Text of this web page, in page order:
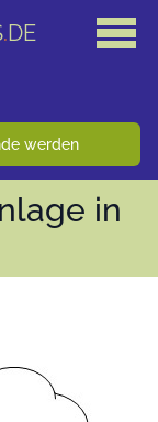
.DE
werden
in